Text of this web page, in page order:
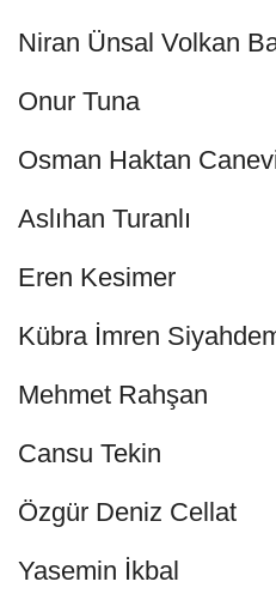
Niran Ünsal Volkan
Onur Tuna
Osman Haktan
Aslıhan Turanlı
Eren Kesimer
Kübra İmren
Mehmet Rahşan
Cansu Tekin
Özgür Deniz Cellat
Yasemin İkbal